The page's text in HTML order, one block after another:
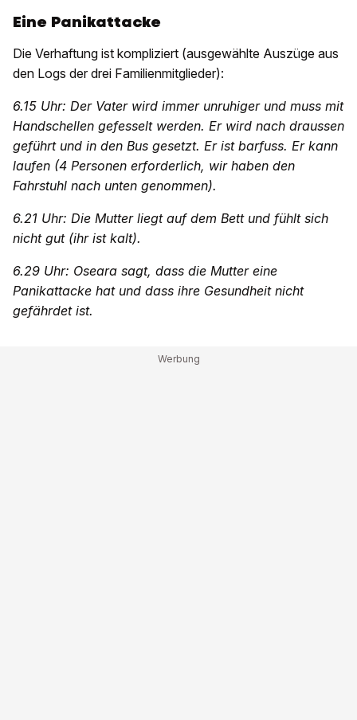
Eine Panikattacke
Die Verhaftung ist kompliziert (ausgewählte Auszüge aus
den Logs der drei Familienmitglieder):
6.15 Uhr: Der Vater wird immer unruhiger und muss mit
Handschellen gefesselt werden. Er wird nach draussen
geführt und in den Bus gesetzt. Er ist barfuss. Er kann
laufen (4 Personen erforderlich, wir haben den
Fahrstuhl nach unten genommen).
6.21 Uhr: Die Mutter liegt auf dem Bett und fühlt sich
nicht gut (ihr ist kalt).
6.29 Uhr: Oseara sagt, dass die Mutter eine
Panikattacke hat und dass ihre Gesundheit nicht
gefährdet ist.